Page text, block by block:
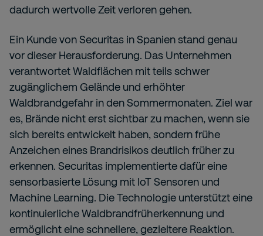
dadurch wertvolle Zeit verloren gehen.
Ein Kunde von Securitas in Spanien stand genau
vor dieser Herausforderung. Das Unternehmen
verantwortet Waldflächen mit teils schwer
zugänglichem Gelände und erhöhter
Waldbrandgefahr in den Sommermonaten. Ziel war
es, Brände nicht erst sichtbar zu machen, wenn sie
sich bereits entwickelt haben, sondern frühe
Anzeichen eines Brandrisikos deutlich früher zu
erkennen. Securitas implementierte dafür eine
sensorbasierte Lösung mit IoT Sensoren und
Machine Learning. Die Technologie unterstützt eine
kontinuierliche Waldbrandfrüherkennung und
ermöglicht eine schnellere, gezieltere Reaktion.